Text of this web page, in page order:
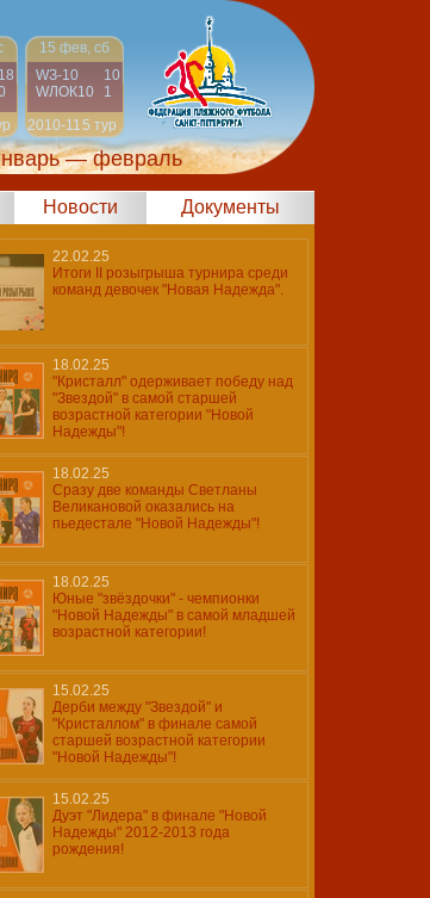
18
15 фев, сб
WЗ-10
10
WЛОК10
1
2010-115 тур
— февраль
Новости Документы
22.02.25
Итоги II розыгрыша турнира среди
команд девочек "Новая Надежда".
18.02.25
"Кристалл" одерживает победу над
"Звездой" в самой старшей
возрастной категории "Новой
Надежды"!
18.02.25
Сразу две команды Светланы
Великановой оказались на
пьедестале "Новой Надежды"!
18.02.25
Юные "звёздочки" - чемпионки
"Новой Надежды" в самой младшей
возрастной категории!
15.02.25
Дерби между "Звездой" и
"Кристаллом" в финале самой
старшей возрастной категории
"Новой Надежды"!
15.02.25
Дуэт "Лидера" в финале "Новой
Надежды" 2012-2013 года
рождения!